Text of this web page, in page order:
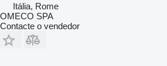
Itália, Rome
OMECO SPA
Contacte o vendedor